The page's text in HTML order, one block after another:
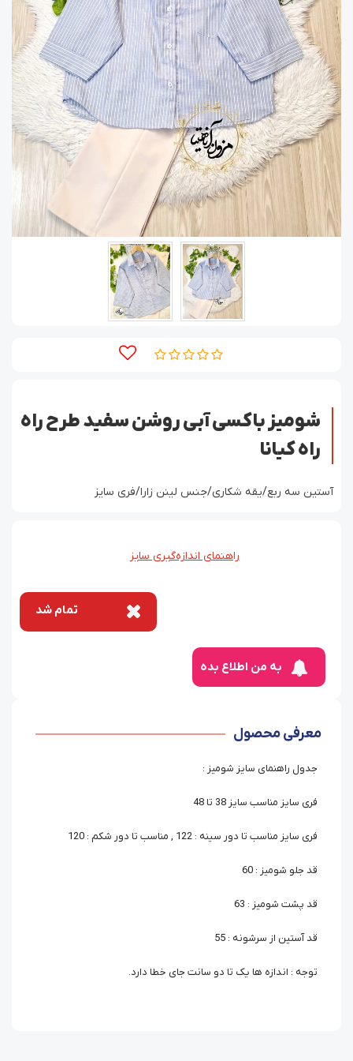
شومیز باکسی آبی روشن سفید طرح راه
راه کیانا
آستین سه ربع/یقه شکاری/جنس لینن زارا/فری سایز
راهنمای اندازه‌گیری سایز
تمام شد
به من اطلاع بده
معرفی محصول
جدول راهنمای سایز شومیز :
فری سایز مناسب سایز 38 تا 48
فری سایز مناسب تا دور سینه : 122 , مناسب تا دور شکم : 120
قد جلو شومیز : 60
قد پشت شومیز : 63
قد آستین از سرشونه : 55
توجه : اندازه ها یک تا دو سانت جای خطا دارد.